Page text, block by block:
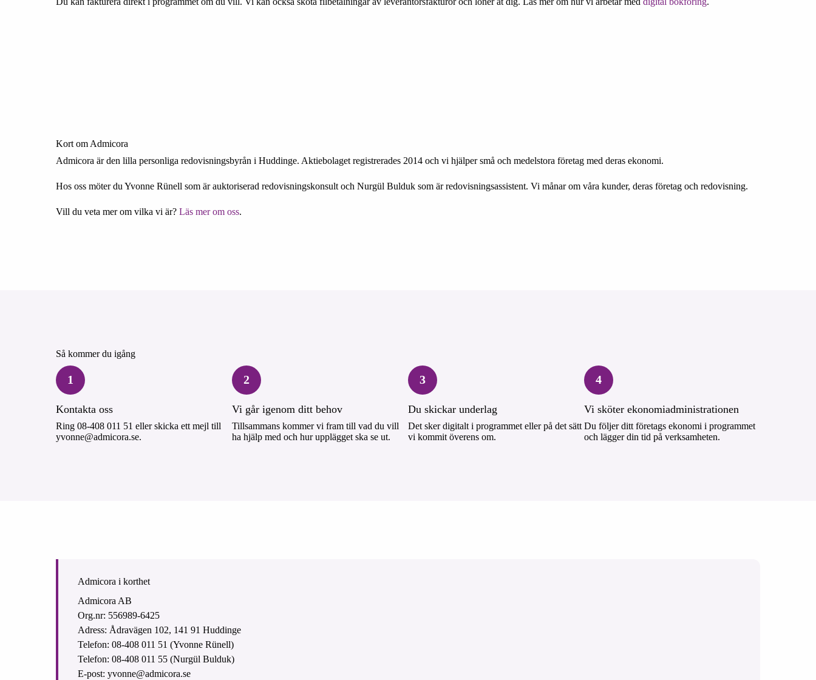
Kort om Admicora
Admicora är den lilla personliga redovisningsbyrån i Huddinge. Aktiebolaget registrerades 2014 och vi hjälper små och medelstora företag med deras ekonomi.
Hos oss möter du Yvonne Rünell som är auktoriserad redovisningskonsult och Nurgül Bulduk som är redovisningsassistent. Vi månar om våra kunder, deras företag och redovisning.
Vill du veta mer om vilka vi är? Läs mer om oss.
Så kommer du igång
1
Kontakta oss
Ring 08-408 011 51 eller skicka ett mejl till
yvonne@admicora.se.
2
Vi går igenom ditt behov
Tillsammans kommer vi fram till vad du vill
ha hjälp med och hur upplägget ska se ut.
3
Du skickar underlag
Det sker digitalt i programmet eller på det sätt
vi kommit överens om.
4
Vi sköter ekonomiadministrationen
Du följer ditt företags ekonomi i programmet
och lägger din tid på verksamheten.
Admicora i korthet
Admicora AB
Org.nr: 556989-6425
Adress: Ådravägen 102, 141 91 Huddinge
Telefon: 08-408 011 51 (Yvonne Rünell)
Telefon: 08-408 011 55 (Nurgül Bulduk)
E-post: yvonne@admicora.se